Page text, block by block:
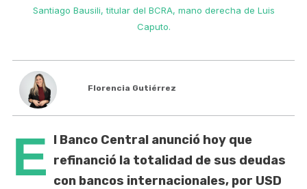
Santiago Bausili, titular del BCRA, mano derecha de Luis
Caputo.
Florencia Gutiérrez
E l Banco Central anunció hoy que
refinanció la totalidad de sus deudas
con bancos internacionales, por USD